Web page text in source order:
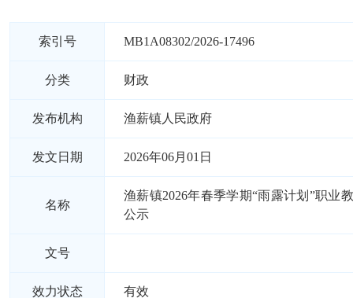
索引号 MB1A08302/2026-17496
分类 财政
发布机构 渔薪镇人民政府
发文日期 2026年06月01日
名称
渔薪镇2026年春季学期“雨露计划”职业
公示
文号
效力状态 有效